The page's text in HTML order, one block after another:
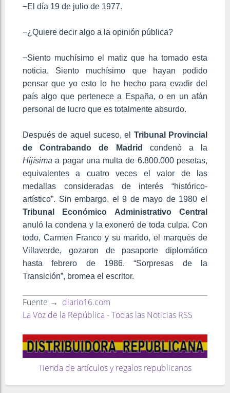
−El día 19 de julio de 1977.
−¿Quiere decir algo a la opinión pública?
−Siento muchísimo el matiz que ha tomado esta
noticia. Siento muchísimo que hayan podido
pensar que yo esto lo he hecho para evadir del
país algo que pertenece a España, o en un afán
personal de lucro que es totalmente absurdo.
Después de aquel suceso, el Tribunal Provincial
de Contrabando de Madrid condenó a la
Hijísima a pagar una multa de 6.800.000 pesetas,
equivalentes a cuatro veces el valor de las
medallas consideradas de interés “histórico-
artístico”. Sin embargo, el 9 de mayo de 1980 el
Tribunal Económico Administrativo Central
anuló la condena y la exoneró de toda culpa. Con
todo, Carmen Franco y su marido, el marqués de
Villaverde, gozaron de pasaporte diplomático
hasta febrero de 1986. “Sorpresas de la
Transición”, bromea el escritor.
Fuente → diario16.com
La Voz de la República - Todas las Noticias RSS
Tienda de artículos y regalos republicanos